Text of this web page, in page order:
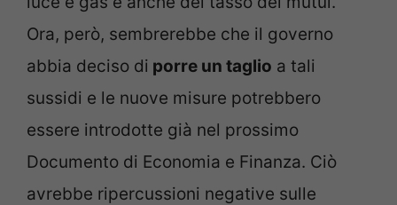
Ora, però, sembrerebbe che il governo
abbia deciso di porre un taglio a tali
sussidi e le nuove misure potrebbero
essere introdotte già nel prossimo
Documento di Economia e Finanza. Ciò
avrebbe ripercussioni negative sulle